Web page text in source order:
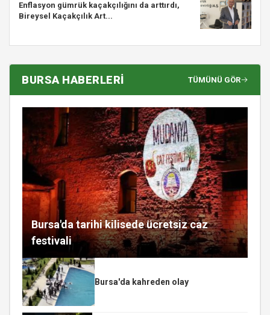
Enflasyon gümrük kaçakçılığını da arttırdı,
Bireysel Kaçakçılık Art...
BURSA HABERLERİ TÜMÜNÜ GÖR
Bursa'da tarihi kilisede ücretsiz caz
festivali
Bursa'da kahreden olay